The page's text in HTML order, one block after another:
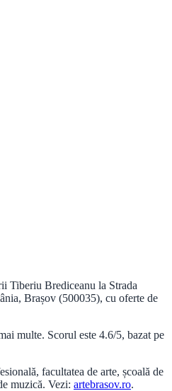
Tiberiu Brediceanu la Strada
Brașov (500035), cu oferte de
multe. Scorul este 4.6/5, bazat pe
facultatea de arte, școală de
muzică. Vezi: artebrasov.ro.